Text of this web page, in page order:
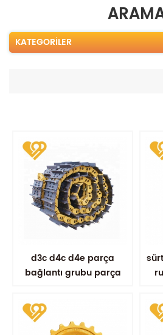
KATEGORILER
d3c d4c d4e parça
bağlantı grubu parça